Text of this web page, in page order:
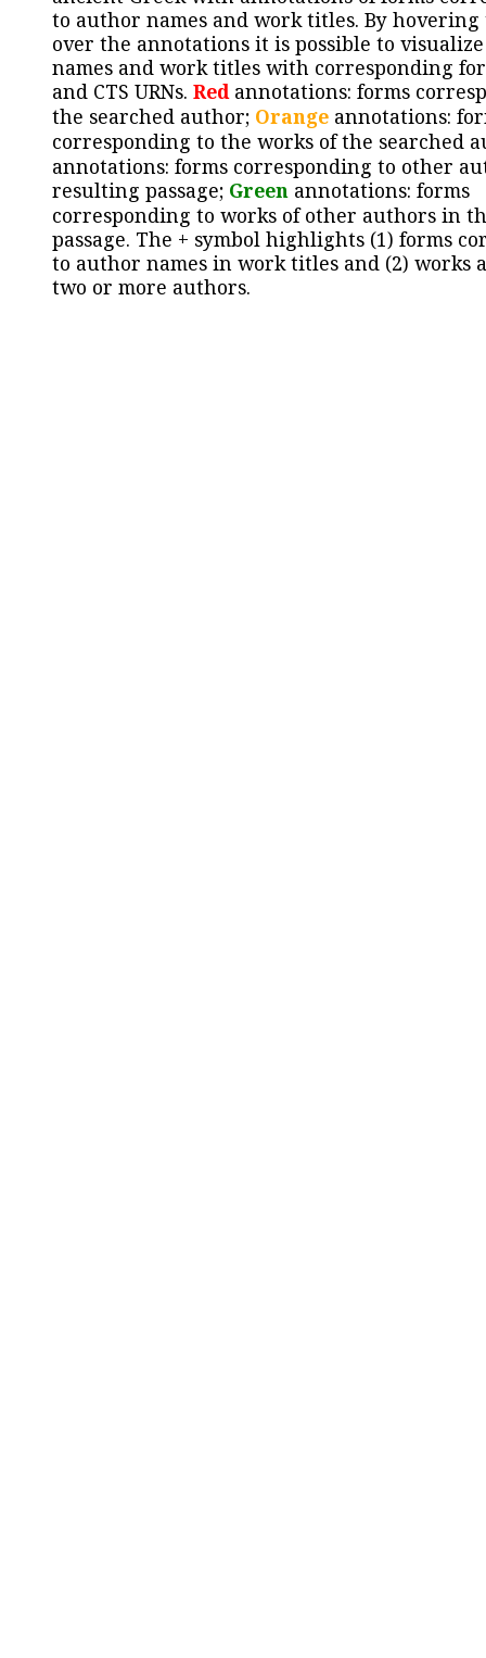
to author names and work titles. By hovering
over the annotations it is possible to
names and work titles with corresponding
and CTS URNs. Redannotations: forms
the searched author; Orange annotations:
corresponding to the works of the searched
annotations: forms corresponding to other
resulting passage; Green annotations: forms
corresponding to works of other authors in
passage. The + symbol highlights (1) forms
to author names in work titles and (2) works
two or more authors.